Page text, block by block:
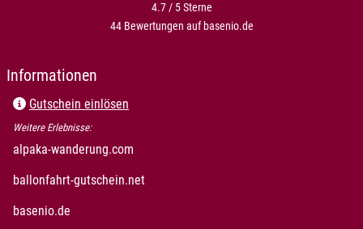
4.7 / 5Sterne
44 Bewertungen auf basenio.de
Informationen
Gutschein einlösen
Weitere Erlebnisse:
alpaka-wanderung.com
ballonfahrt-gutschein.netöffnet in neuem Fenster
basenio.de